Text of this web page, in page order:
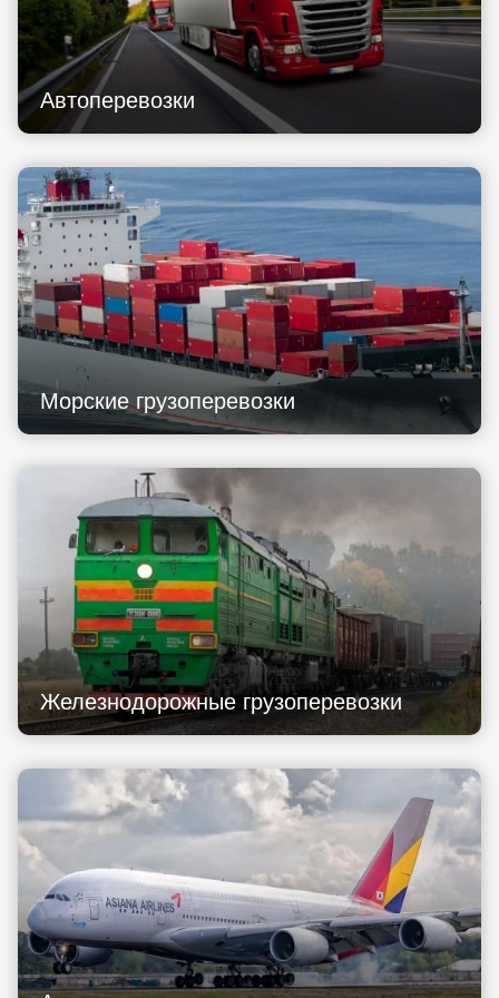
Автоперевозки
Морские грузоперевозки
Железнодорожные грузоперевозки